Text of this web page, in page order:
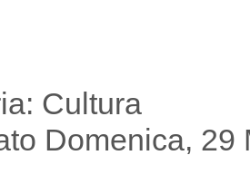
Cultura
Domenica, 29